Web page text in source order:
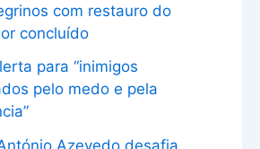
com restauro do
concluído
para “inimigos
pelo medo e pela